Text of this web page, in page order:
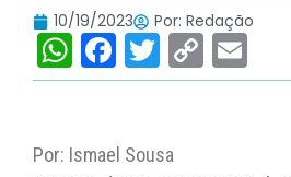
10/19/2023 Por: Redação
W
h
s
F
a
e
T
w
er
C
o m
Por: Ismael Sousa